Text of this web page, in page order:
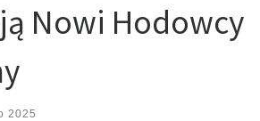
Nowi Hodowcy
2025